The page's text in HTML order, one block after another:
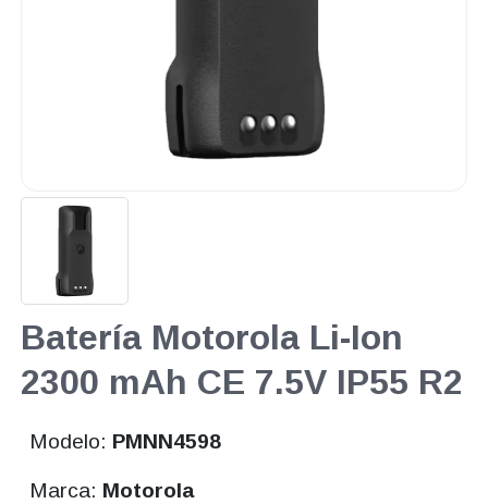
Batería Motorola Li-Ion
2300 mAh CE 7.5V IP55 R2
Modelo: PMNN4598
Marca: Motorola